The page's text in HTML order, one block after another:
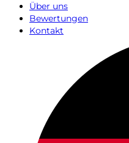
Über uns
Bewertungen
Kontakt